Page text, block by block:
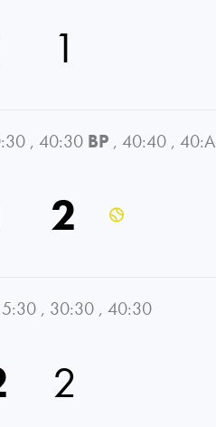
1
, 40:30 BP , 40:40 , 40:A
2
, 30:30 , 40:30
2